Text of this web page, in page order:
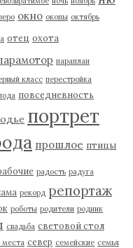
окно окопы октябрь
отец охота
параплан
класс перестройка
повседневность
портрет
прошлое птицы
радость радуга
рекорд репортаж
роботы родители родник
свадьба световой стол
места север семейские семья